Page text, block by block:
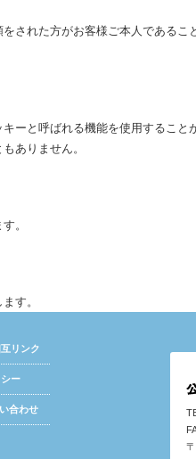
された方がお客様ご本人であるこ
ーと呼ばれる機能を使用すること
ありません。
。
す。
リンク
ー
合わせ